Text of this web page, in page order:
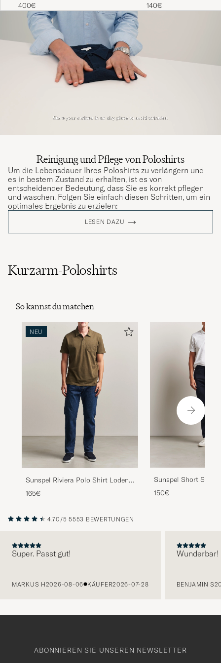
400€ 140€
Reinigung und Pflege von Poloshirts
Um die Lebensdauer Ihres Poloshirts zu verlängern und
es in bestem Zustand zu erhalten, ist es von
entscheidender Bedeutung, dass Sie es korrekt pflegen
und waschen. Folgen Sie einfach diesen Schritten, um ein
optimales Ergebnis zu erzielen:
LESEN DAZU
Kurzarm-Poloshirts
So kannst du matchen
NEU
Sunspel Riviera Polo Shirt Loden
Green
165€
Sunspel Short
White
150€
4.70/5 5553 BEWERTUNGEN
Super. Passt gut!
MARKUS H2026-08-06 KÄUFER2026-07-28
Wunderbar!
BENJAMIN S
ABONNIEREN SIE UNSEREN NEWSLETTER